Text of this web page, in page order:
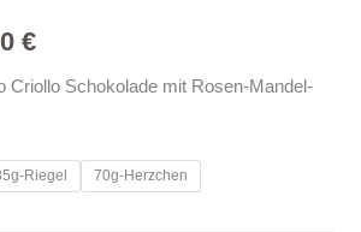
€
Criollo Schokolade mit Rosen-Mandel-
Riegel 70g-Herzchen